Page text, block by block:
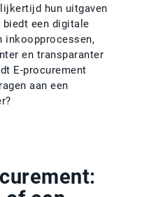
hun uitgaven
biedt een digitale
inkoopprocessen,
en transparanter
E-procurement
aan een